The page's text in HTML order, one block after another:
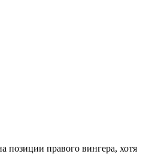
позиции правого вингера, хотя